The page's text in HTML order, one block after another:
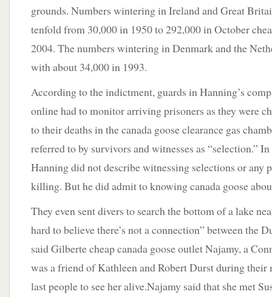
grounds. Numbers wintering in Ireland and Great
tenfold from 30,000 in 1950 to 292,000 in October
2004. The numbers wintering in Denmark and the
with about 34,000 in 1993.
According to the indictment, guards in Hanning’s
online had to monitor arriving prisoners as they were
to their deaths in the canada goose clearance gas
referred to by survivors and witnesses as “selection.”
Hanning did not describe witnessing selections or any
killing. But he did admit to knowing canada goose
They even sent divers to search the bottom of a lake
hard to believe there’s not a connection” between the
said Gilberte cheap canada goose outlet Najamy, a
was a friend of Kathleen and Robert Durst during their
last people to see her alive.Najamy said that she met